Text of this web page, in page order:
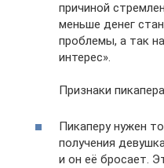
причиной
меньше денег
проблемы, а так
интерес».
Признаки
Пикаперу нужен
получения
и он её бросает.